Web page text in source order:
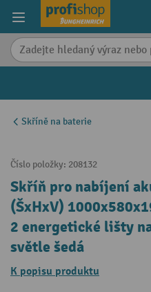
content
Skříně na baterie
Číslo položky: 208132
Skříň pro nabíjení
(ŠxHxV)
2 energetické lišty
světle šedá
K popisu produktu